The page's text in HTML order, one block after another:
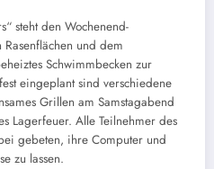
steht den Wochenend-
und dem
Schwimmbecken zur
eingeplant sind verschiedene
Grillen am Samstagabend
Lagerfeuer. Alle Teilnehmer des
gebeten, ihre Computer und
zu lassen.